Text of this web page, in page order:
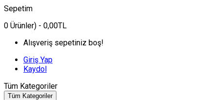
Sepetim
0 Ürünler) - 0,00TL
Alışveriş sepetiniz boş!
Giriş Yap
Kaydol
Tüm Kategoriler
Tüm Kategoriler